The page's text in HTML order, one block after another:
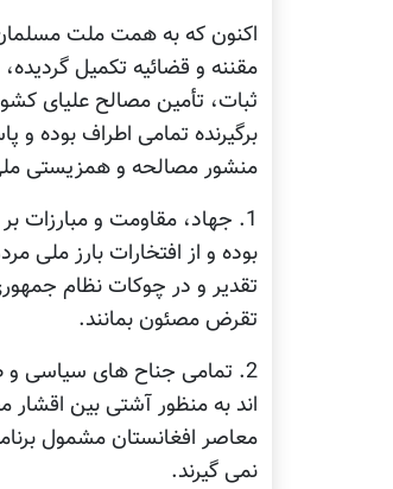
اکنون که به همت ملت مسلمان
مقننه و قضائیه تکمیل
ثبات، تأمین مصالح علیای
برگیرنده تمامی اطراف بوده و
منشور مصالحه و همزیستی
1. جهاد، مقاومت و مبارزات
بوده و از افتخارات بارز
تقدیر و در چوکات نظام
تقرض مصئون بمانند.
2. تمامی جناح های سیاسی
اند به منظور آشتی بین
معاصر افغانستان مشمول
نمی گیرند.